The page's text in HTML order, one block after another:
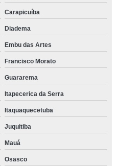
Carapicuíba
Diadema
Embu das Artes
Francisco Morato
Guararema
Itapecerica da Serra
Itaquaquecetuba
Juquitiba
Mauá
Osasco